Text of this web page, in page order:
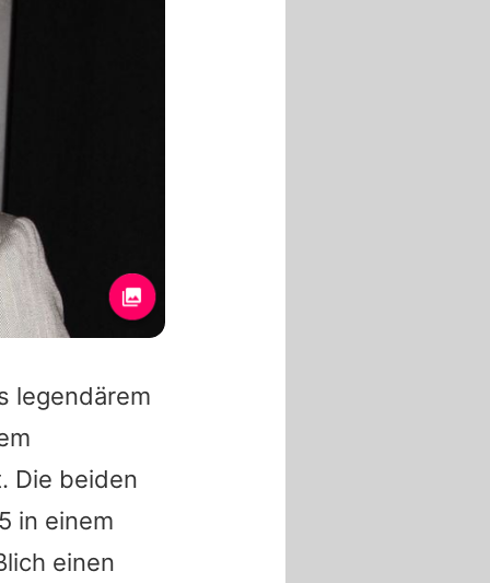
legendärem
Die beiden
in einem
einen